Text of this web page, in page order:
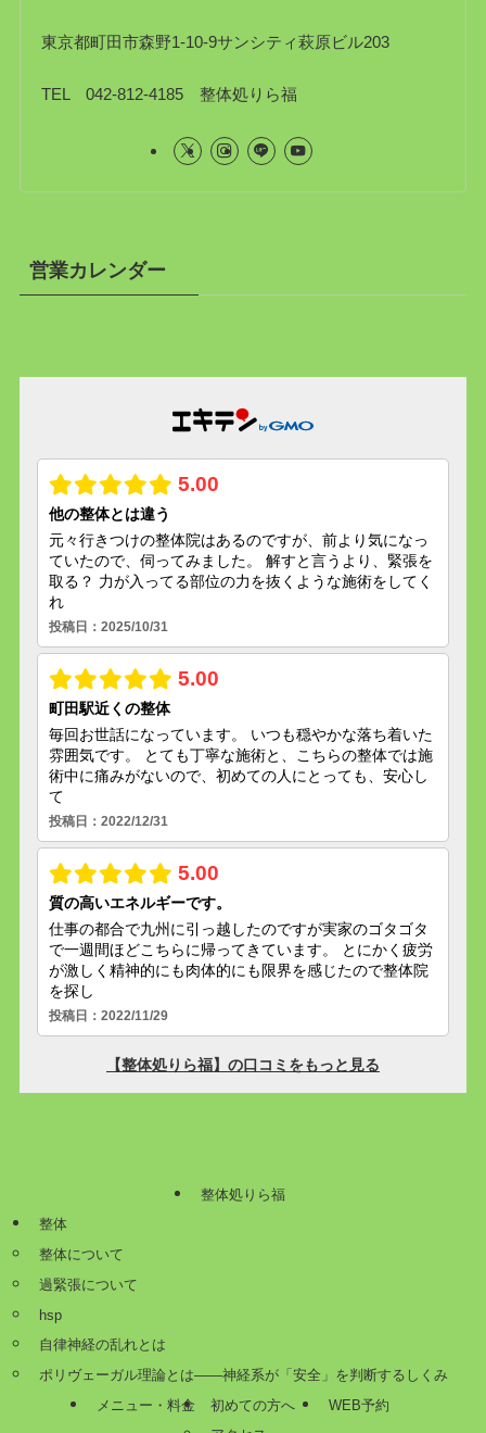
東京都町田市森野1-10-9サンシティ萩原ビル203
TEL 042-812-4185 整体処りら福
営業カレンダー
整体処りら福
整体
整体について
過緊張について
hsp
自律神経の乱れとは
ポリヴェーガル理論とは——神経系が「安全」を判断するしくみ
メニュー・料金
初めての方へ
WEB予約